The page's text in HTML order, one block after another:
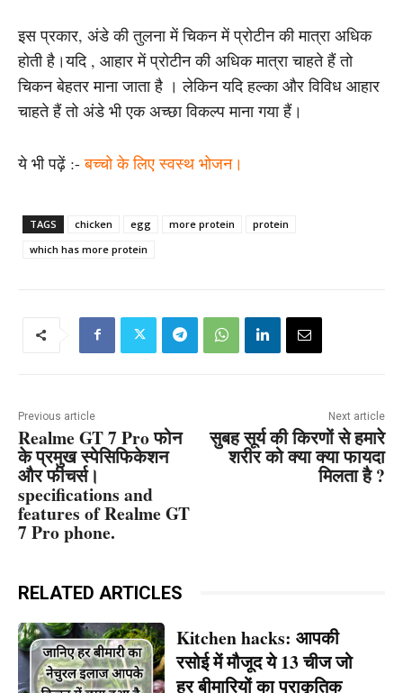
इस प्रकार, अंडे की तुलना में चिकन में प्रोटीन की मात्रा अधिक
होती है।यदि , आहार में प्रोटीन की अधिक मात्रा चाहते हैं तो
चिकन बेहतर माना जाता है । लेकिन यदि हल्का और विविध आहार
चाहते हैं तो अंडे भी एक अच्छा विकल्प माना गया हैं।
ये भी पढ़ें :-बच्चो के लिए स्वस्थ भोजन।
TAGS chicken egg more protein
protein
which has more protein
Previous article
Realme GT 7 Pro फोन
के प्रमुख स्पेसिफिकेशन
और फीचर्स।
specifications and
features of Realme GT
7 Pro phone.
Next article
सुबह सूर्य की किरणों से हमारे
शरीर को क्या क्या फायदा
मिलता है ?
RELATED ARTICLES
Kitchen hacks: आपकी
रसोई में मौजूद ये 13 चीज जो
हर बीमारियों का प्राकृतिक